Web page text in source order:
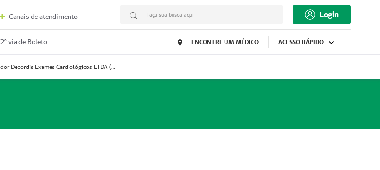
Canais de atendimento Faça sua busca aqui Login
2º via de Boleto ENCONTRE UM MÉDICO ACESSO RÁPIDO
Prestador Decordis Exames Cardiológicos LTDA (51004346-0)